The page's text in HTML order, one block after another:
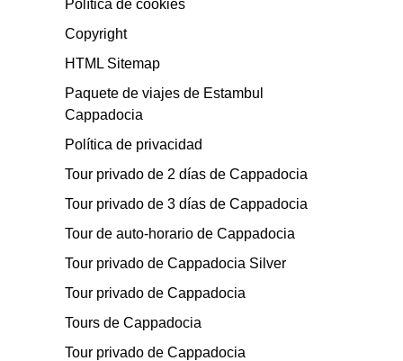
Política de cookies
Copyright
HTML Sitemap
Paquete de viajes de Estambul
Cappadocia
Política de privacidad
Tour privado de 2 días de Cappadocia
Tour privado de 3 días de Cappadocia
Tour de auto-horario de Cappadocia
Tour privado de Cappadocia Silver
Tour privado de Cappadocia
Tours de Cappadocia
Tour privado de Cappadocia